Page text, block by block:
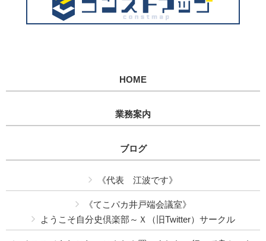
HOME
業務案内
ブログ
《代表 江波です》
《てこパカ井戸端会議室》
ようこそ自分史倶楽部～Ｘ（旧Twitter）サークル